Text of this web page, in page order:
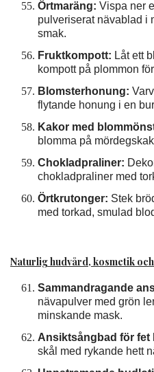
Örtmaräng: Vispa ner
pulveriserat nävablad i
smak.
Fruktkompott: Låt ett
kompott på plommon
Blomsterhonung:
flytande honung i en
Kakor med
blomma på
Chokladpraliner:
chokladpraliner med
Örtkrutonger: Stek
med torkad, smulad
Naturlig hudvård, kosmetik
Sammandragande
nävapulver med grön
minskande mask.
Ansiktsångbad för fet
skål med rykande hett